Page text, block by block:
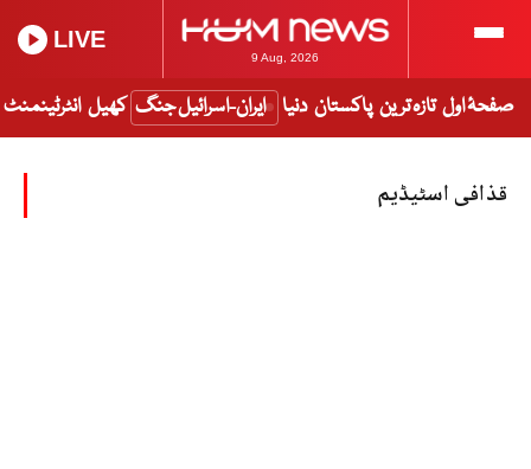
9 Aug, 2026
LIVE
صفحۂ اول تازہ ترین پاکستان دنیا ایران-اسرائیل جنگ کھیل انٹرٹینمنٹ
قذافی اسٹیڈیم